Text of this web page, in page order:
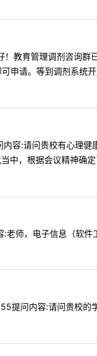
育管理调剂咨询群
申请。等到调剂系统
:请问贵校有心理健
中，根据会议精神确
师，电子信息（软件
问内容:请问贵校的